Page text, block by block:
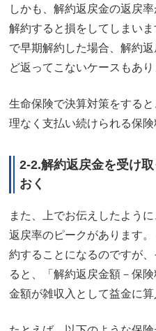
しかも、解約返戻金の返戻
解約すると損をしてしまい
で早期解約した場合、解約
ど返ってこないケースもあり
生命保険で決算対策をする
理なく支払い続けられる保険
2-2.解約返戻金を受け
おく
また、上でお伝えしたよう
返戻率のピークがあります
約することになるのですが
ると、「解約返戻金額－保
金額が雑収入として益金に算